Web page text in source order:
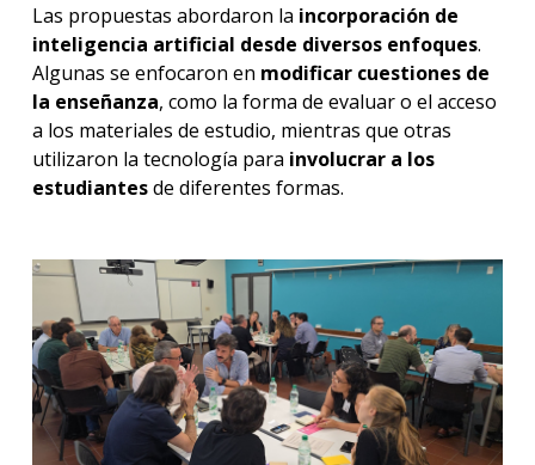
Las propuestas abordaron la incorporación de
inteligencia artificial desde diversos enfoques.
Algunas se enfocaron en modificar cuestiones de
la enseñanza, como la forma de evaluar o el acceso
a los materiales de estudio, mientras que otras
utilizaron la tecnología para involucrar a los
estudiantesde diferentes formas.